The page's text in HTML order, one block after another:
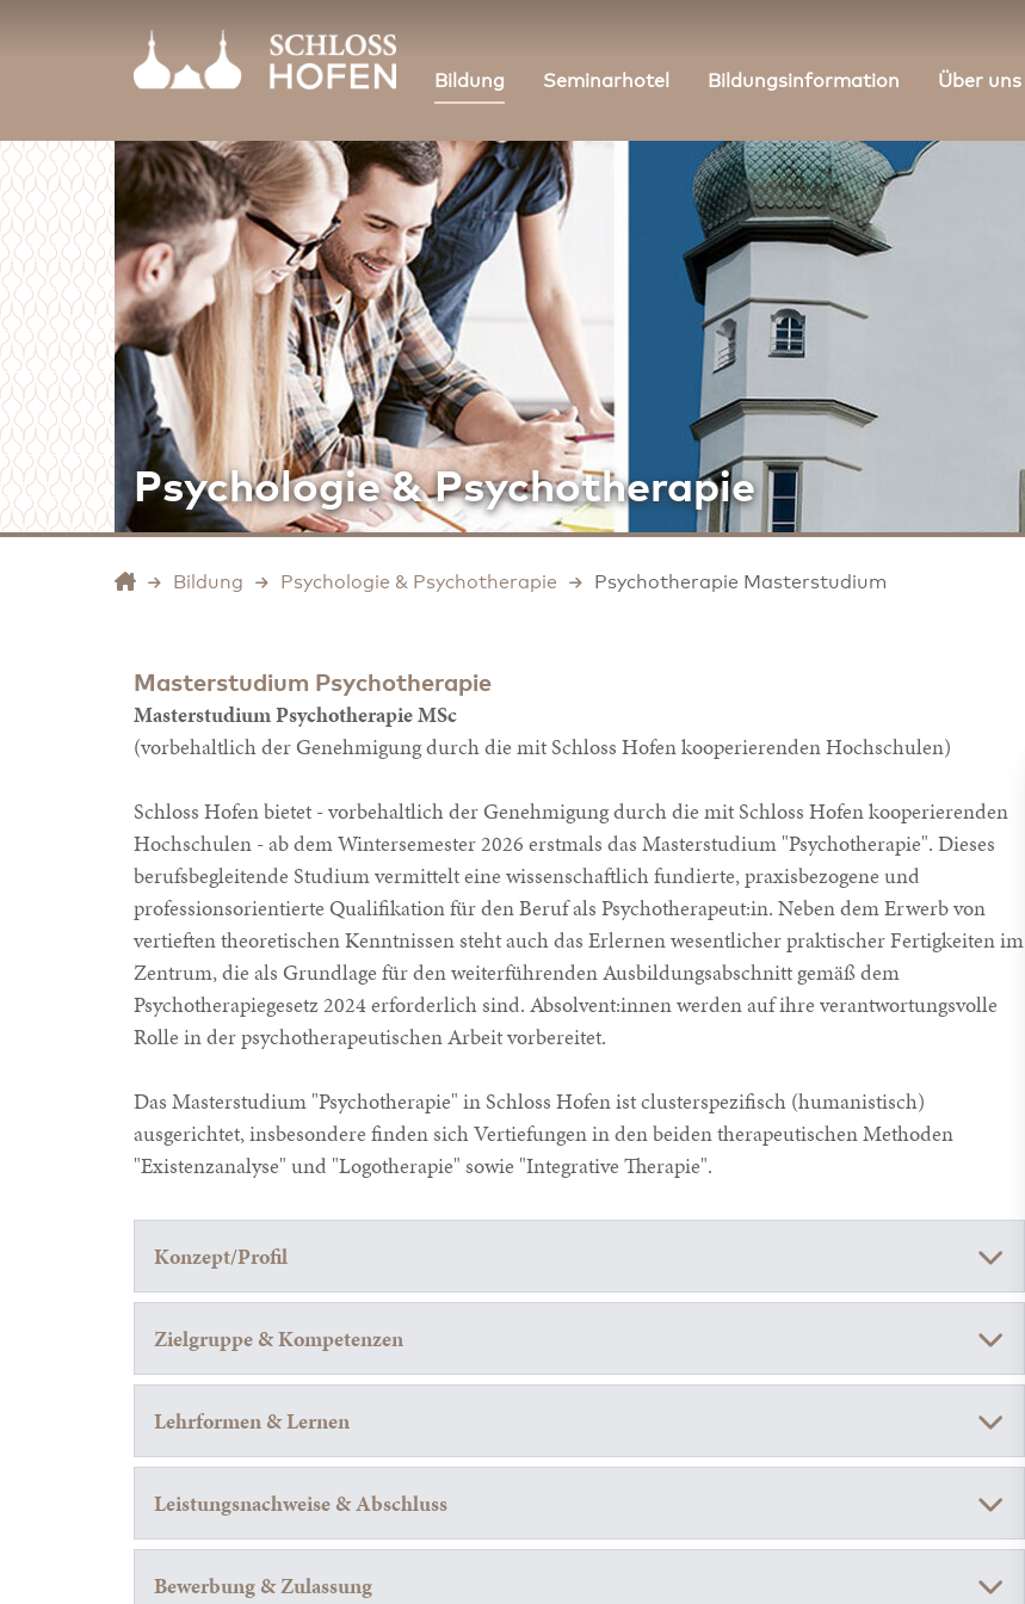
Bildung Seminarhotel Bildungsinformation Über uns
Psychologie & Psychotherapie
Bildung Psychologie & Psychotherapie Psychotherapie Masterstudium
Masterstudium Psychotherapie
Masterstudium Psychotherapie MSc
(vorbehaltlich der Genehmigung durch die mit Schloss Hofen kooperierenden Hochschulen)
Schloss Hofen bietet - vorbehaltlich der Genehmigung durch die mit Schloss Hofen kooperierenden
Hochschulen - ab dem Wintersemester 2026 erstmals das Masterstudium "Psychotherapie". Dieses
berufsbegleitende Studium vermittelt eine wissenschaftlich fundierte, praxisbezogene und
professionsorientierte Qualifikation für den Beruf als Psychotherapeut:in. Neben dem Erwerb von
vertieften theoretischen Kenntnissen steht auch das Erlernen wesentlicher praktischer Fertigkeiten im
Zentrum, die als Grundlage für den weiterführenden Ausbildungsabschnitt gemäß dem
Psychotherapiegesetz 2024 erforderlich sind. Absolvent:innen werden auf ihre verantwortungsvolle
Rolle in der psychotherapeutischen Arbeit vorbereitet.
Das Masterstudium "Psychotherapie" in Schloss Hofen ist clusterspezifisch (humanistisch)
ausgerichtet, insbesondere finden sich Vertiefungen in den beiden therapeutischen Methoden
"Existenzanalyse" und "Logotherapie" sowie "Integrative Therapie".
Konzept/Profil
Zielgruppe & Kompetenzen
Lehrformen & Lernen
Leistungsnachweise & Abschluss
Bewerbung & Zulassung